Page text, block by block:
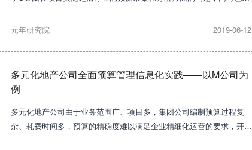
元年研究院
2019-06-12
多元化地产公司全面预算管理信息化实践——以M公司为
例
多元化地产公司由于业务范围广、项目多，集团公司编制预算过程复
杂、耗费时间多，预算的精确度难以满足企业精细化运营的要求，开发